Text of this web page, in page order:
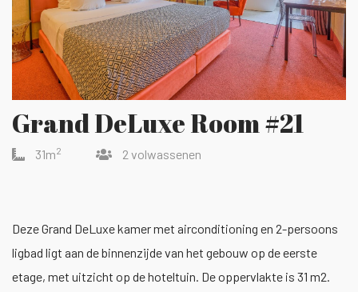
Grand DeLuxe Room #21
31m2 2 volwassenen
Deze Grand DeLuxe kamer met airconditioning en 2-persoons
ligbad ligt aan de binnenzijde van het gebouw op de eerste
etage, met uitzicht op de hoteltuin. De oppervlakte is 31 m2.